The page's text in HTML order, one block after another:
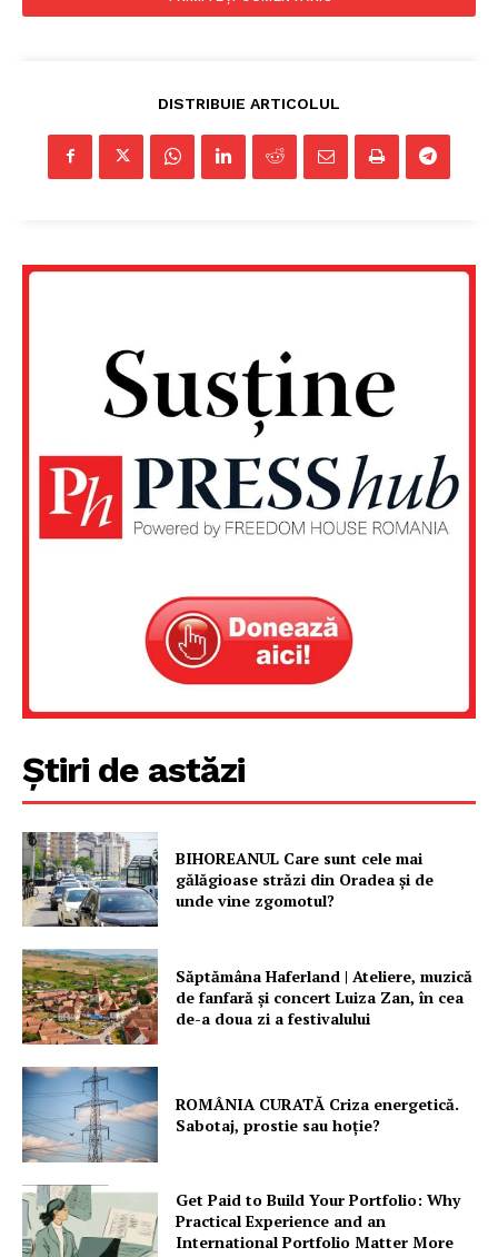
PRESShub
Despre noi / Echipa
Proiecte editoriale
DISTRIBUIE ARTICOLUL
Știri de astăzi
BIHOREANUL Care sunt cele mai
gălăgioase străzi din Oradea și de
unde vine zgomotul?
Săptămâna Haferland | Ateliere, muzică
de fanfară şi concert Luiza Zan, în cea
de-a doua zi a festivalului
ROMÂNIA CURATĂ Criza energetică.
Sabotaj, prostie sau hoție?
Get Paid to Build Your Portfolio: Why
Practical Experience and an
International Portfolio Matter More